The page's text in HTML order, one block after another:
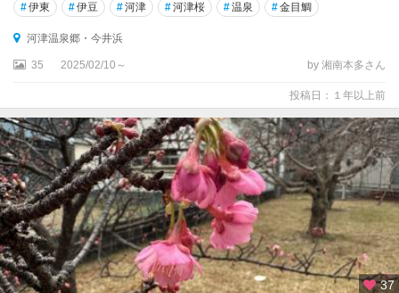
#伊東 #伊豆 #河津 #河津桜 #温泉 #金目鯛
河津温泉郷・今井浜
35 2025/02/10～ by 湘南本多さん
投稿日：１年以上前
37